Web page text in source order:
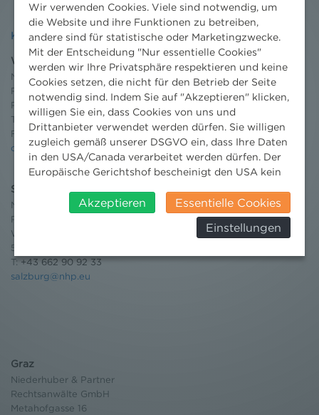
Kontakt
Wien
Niederhuber & Partner
Rechtsanwälte GmbH
Reisnerstraße 53, 1030 Wien
T:
+43 1 513 21 24-0
F: +43 1 513 21 24-300
office@nhp.eu
Salzburg
Niederhuber & Partner
Rechtsanwälte GmbH
Wilhelm-Spazier-Straße 2a
5020 Salzburg
T: +43 662 90 92 33
salzburg@nhp.eu
Graz
Niederhuber & Partner
Rechtsanwälte GmbH
Metahofgasse 16
Wir verwenden Cookies. Viele sind notwendig, um
die Website und ihre Funktionen zu betreiben,
andere sind für statistische oder Marketingzwecke.
Mit der Entscheidung "Nur essentielle Cookies"
werden wir Ihre Privatsphäre respektieren und keine
Cookies setzen, die nicht für den Betrieb der Seite
notwendig sind. Indem Sie auf "Akzeptieren" klicken,
willigen Sie ein, dass Cookies von uns und
Drittanbieter verwendet werden dürfen. Sie willigen
zugleich gemäß unserer DSGVO ein, dass Ihre Daten
in den USA/Canada verarbeitet werden dürfen. Der
Europäische Gerichtshof bescheinigt den USA kein
insbesondere das Risiko, dass ihre Daten durch US-
Behörden, zu Kontroll- und zu
Überwachungszwecken, verarbeitet werden und
werden können. Zudem finden Sie am
Bildschirmrand ein Cookie-Icon wo Sie jederzeit Ihre
Akzeptieren
Essentielle Cookies
Einstellungen